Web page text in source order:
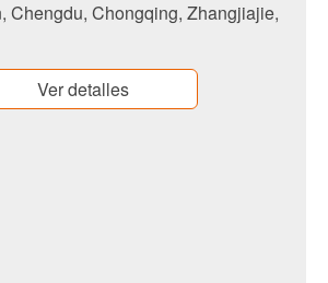
Chengdu, Chongqing, Zhangjiajie,
Ver detalles